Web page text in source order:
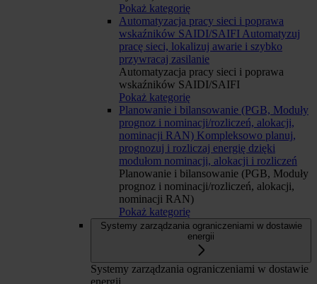
Pokaż kategorię
Automatyzacja pracy sieci i poprawa
wskaźników SAIDI/SAIFI Automatyzuj
pracę sieci, lokalizuj awarie i szybko
przywracaj zasilanie
Automatyzacja pracy sieci i poprawa
wskaźników SAIDI/SAIFI
Pokaż kategorię
Planowanie i bilansowanie (PGB, Moduły
prognoz i nominacji/rozliczeń, alokacji,
nominacji RAN) Kompleksowo planuj,
prognozuj i rozliczaj energię dzięki
modułom nominacji, alokacji i rozliczeń
Planowanie i bilansowanie (PGB, Moduły
prognoz i nominacji/rozliczeń, alokacji,
nominacji RAN)
Pokaż kategorię
Systemy zarządzania ograniczeniami w dostawie
energii
Systemy zarządzania ograniczeniami w dostawie
energii